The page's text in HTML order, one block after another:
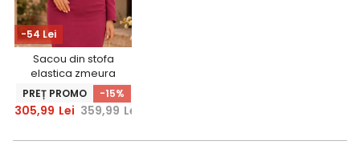
-54 Lei
Sacou din stofa
elastica zmeura
scurt cu un croi
drept accesorizat
cu perle -
PREȚ PROMO -15%
305,99 Lei 359,99 Lei